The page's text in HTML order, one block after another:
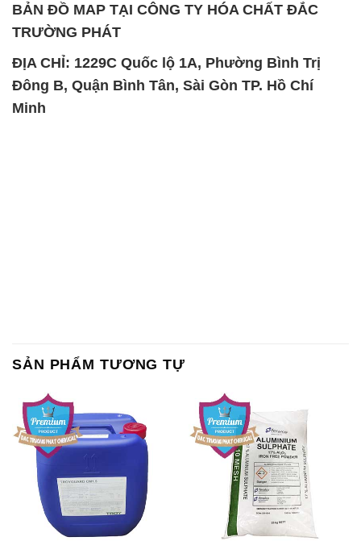
BẢN ĐỒ MAP TẠI CÔNG TY HÓA CHẤT ĐẮC
TRƯỜNG PHÁT
ĐỊA CHỈ: 1229C Quốc lộ 1A, Phường Bình Trị
Đông B, Quận Bình Tân, Sài Gòn TP. Hồ Chí
Minh
SẢN PHẨM TƯƠNG TỰ